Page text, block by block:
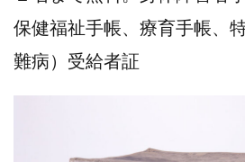
保健福祉手帳、療育手帳、
難病）受給者証